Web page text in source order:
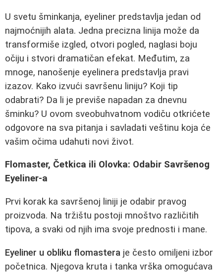
U svetu šminkanja, eyeliner predstavlja jedan od
najmoćnijih alata. Jedna precizna linija može da
transformiše izgled, otvori pogled, naglasi boju
očiju i stvori dramatičan efekat. Međutim, za
mnoge, nanošenje eyelinera predstavlja pravi
izazov. Kako izvući savršenu liniju? Koji tip
odabrati? Da li je previše napadan za dnevnu
šminku? U ovom sveobuhvatnom vodiču otkrićete
odgovore na sva pitanja i savladati veštinu koja će
vašim očima udahuti novi život.
Flomaster, Četkica ili Olovka: Odabir Savršenog
Eyeliner-a
Prvi korak ka savršenoj liniji je odabir pravog
proizvoda. Na tržištu postoji mnoštvo različitih
tipova, a svaki od njih ima svoje prednosti i mane.
Eyeliner u obliku flomastera je često omiljeni izbor
početnica. Njegova kruta i tanka vrška omogućava